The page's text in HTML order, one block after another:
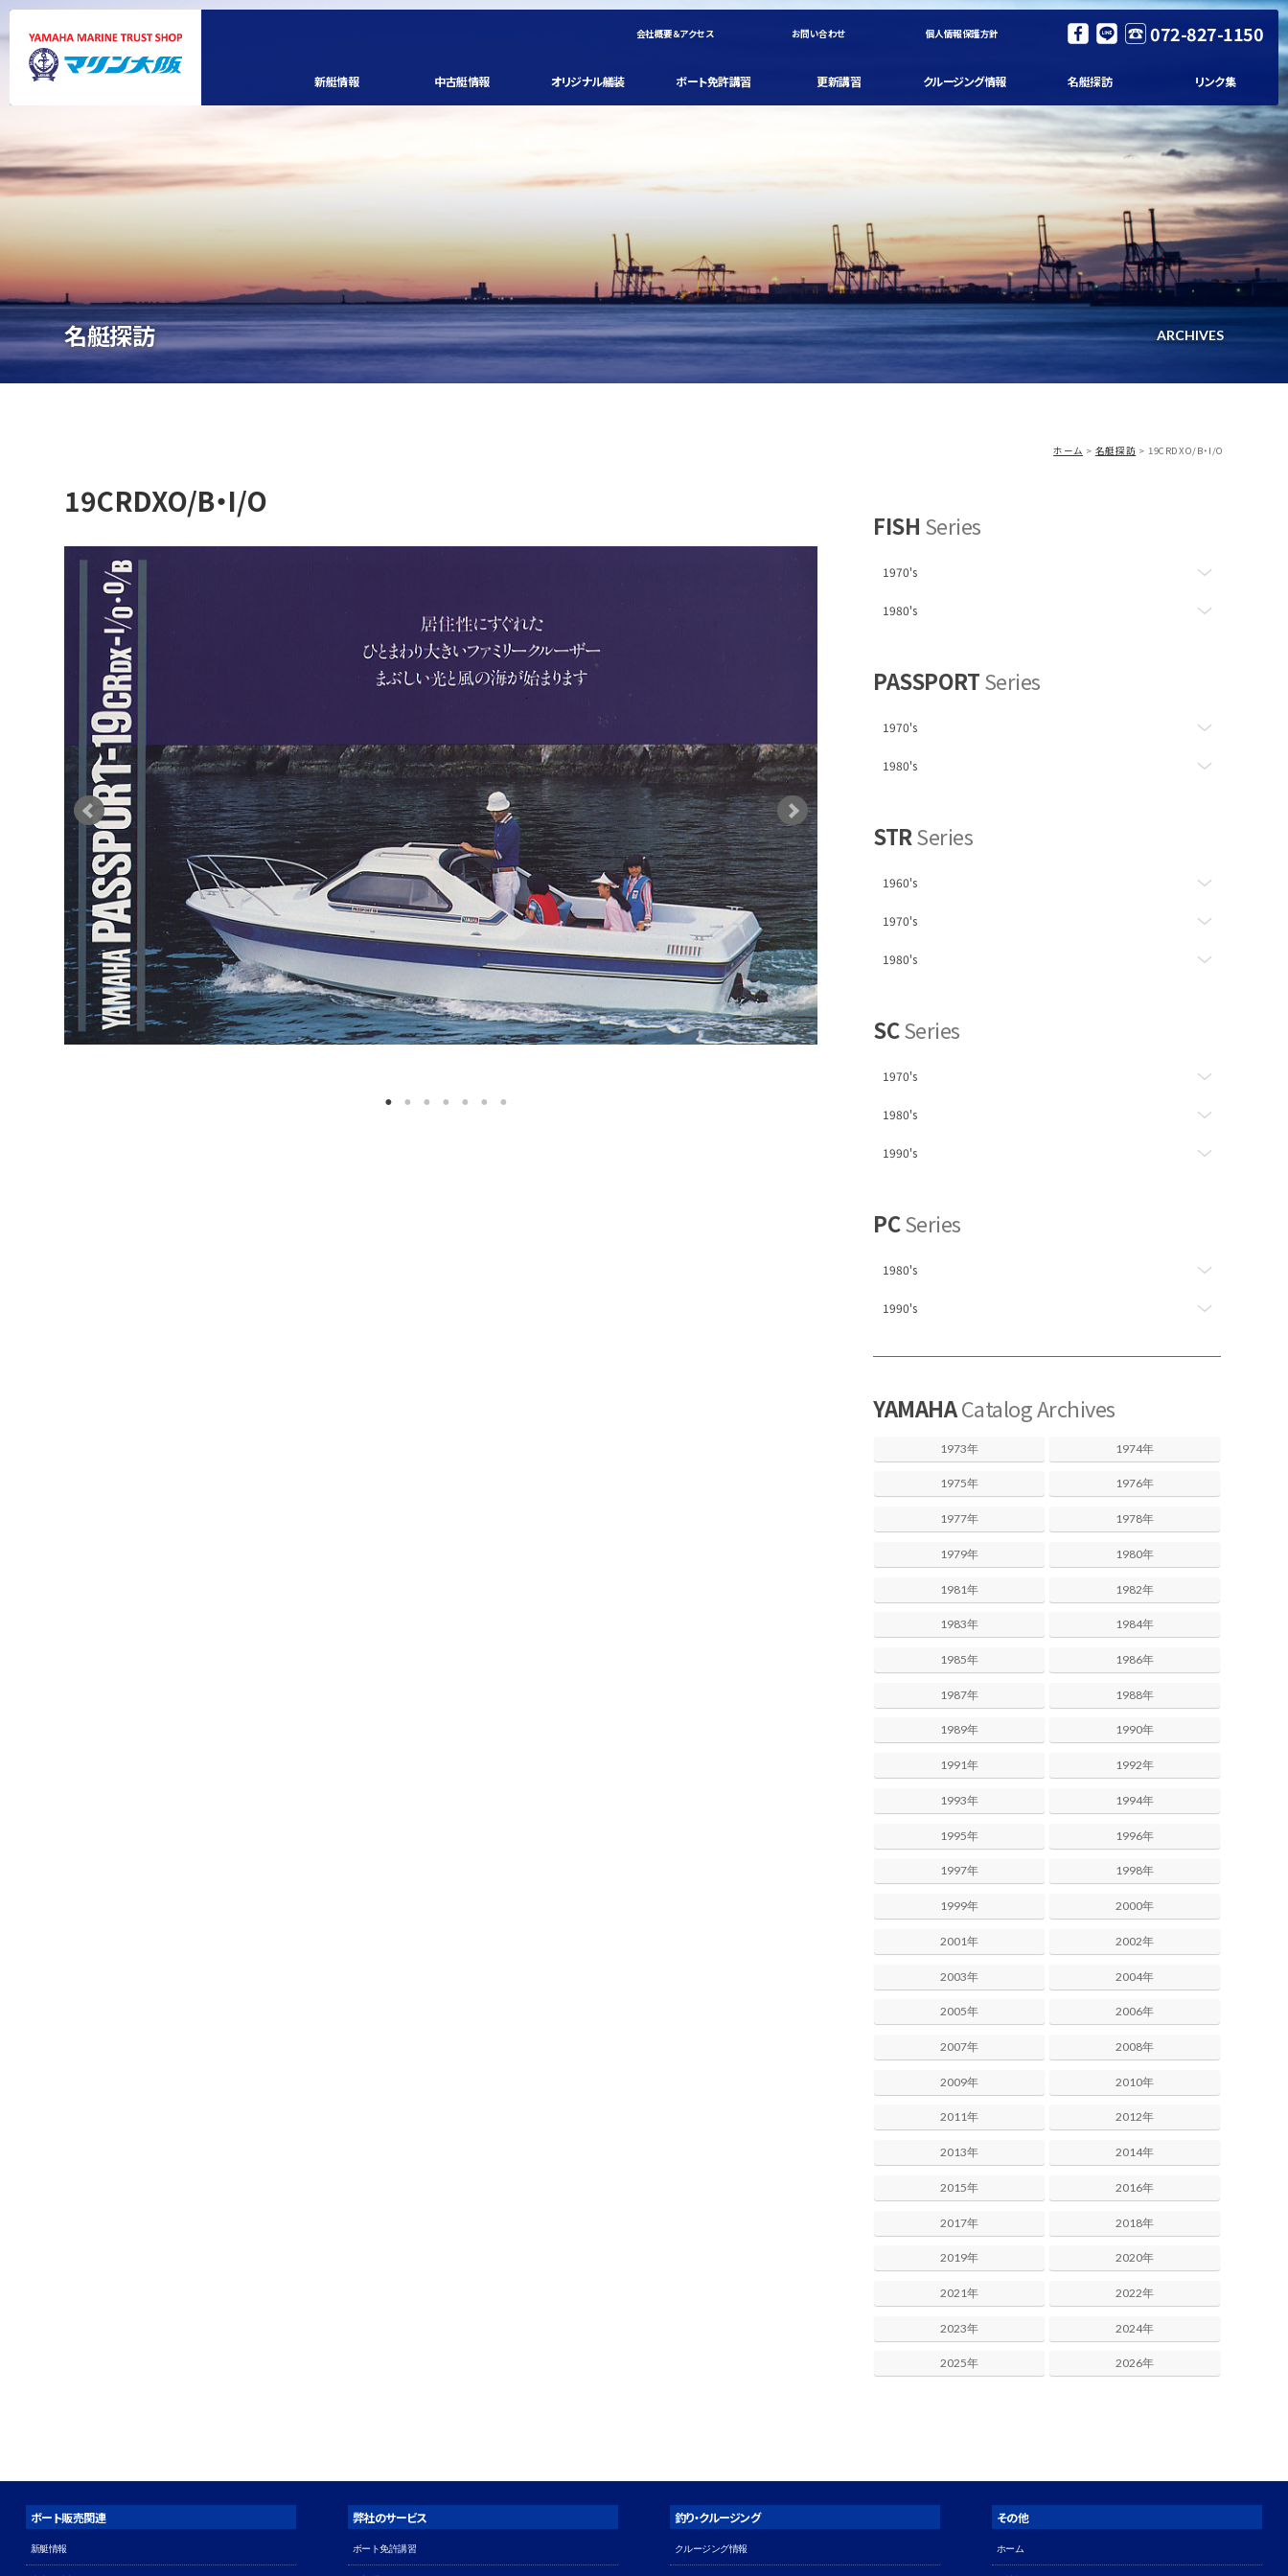
会社概要＆アクセス お問い合わせ 個人情報保護方針 072-827-1150
新艇情報 中古艇情報 オリジナル艤装 ボート免許講習 更新講習 クルージング情報 名艇探訪 リンク集
名艇探訪 ARCHIVES
ホーム 名艇探訪 19CRDXO/B・I/O
19CRDXO/B・I/O
FISH Series
1970's
1980's
PASSPORTSeries
1970's
1980's
STRSeries
1960's
1970's
1980's
SCSeries
1970's
1980's
1990's
PCSeries
1980's
1990's
YAMAHACatalog Archives
1973年 1974年
1975年 1976年
1977年 1978年
1979年 1980年
1981年 1982年
1983年 1984年
1985年 1986年
1987年 1988年
1989年 1990年
1991年 1992年
1993年 1994年
1995年 1996年
1997年 1998年
1999年 2000年
2001年 2002年
2003年 2004年
2005年 2006年
2007年 2008年
2009年 2010年
2011年 2012年
2013年 2014年
2015年 2016年
2017年 2018年
2019年 2020年
2021年 2022年
2023年 2024年
2025年 2026年
ボート販売関連
新艇情報
弊社のサービス
ボート免許講習
釣り・クルージング
クルージング情報
その他
ホーム